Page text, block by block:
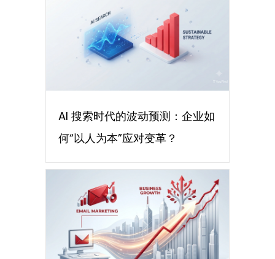
AI 搜索时代的波动预测：企业如
何“以人为本”应对变革？